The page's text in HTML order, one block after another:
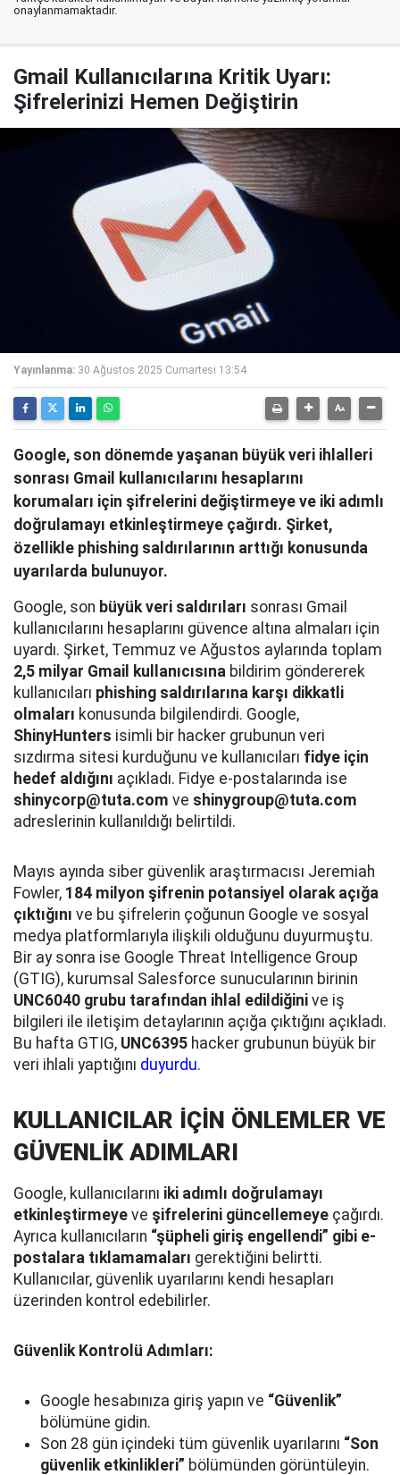
onaylanmamaktadır.
Gmail Kullanıcılarına Kritik Uyarı:
Şifrelerinizi Hemen Değiştirin
Yayınlanma: 30 Ağustos 2025 Cumartesi 13:54
Google, son dönemde yaşanan büyük veri ihlalleri
sonrası Gmail kullanıcılarını hesaplarını
korumaları için şifrelerini değiştirmeye ve iki adımlı
doğrulamayı etkinleştirmeye çağırdı. Şirket,
özellikle phishing saldırılarının arttığı konusunda
uyarılarda bulunuyor.
Google, son büyük veri saldırıları sonrası Gmail
kullanıcılarını hesaplarını güvence altına almaları için
uyardı. Şirket, Temmuz ve Ağustos aylarında toplam
2,5 milyar Gmail kullanıcısına bildirim göndererek
kullanıcıları phishing saldırılarına karşı dikkatli
olmaları konusunda bilgilendirdi. Google,
ShinyHunters isimli bir hacker grubunun veri
sızdırma sitesi kurduğunu ve kullanıcıları fidye için
hedef aldığını açıkladı. Fidye e-postalarında ise
shinycorp@tuta.com ve shinygroup@tuta.com
adreslerinin kullanıldığı belirtildi.
Mayıs ayında siber güvenlik araştırmacısı Jeremiah
Fowler, 184 milyon şifrenin potansiyel olarak açığa
çıktığını ve bu şifrelerin çoğunun Google ve sosyal
medya platformlarıyla ilişkili olduğunu duyurmuştu.
Bir ay sonra ise Google Threat Intelligence Group
(GTIG), kurumsal Salesforce sunucularının birinin
UNC6040 grubu tarafından ihlal edildiğini ve iş
bilgileri ile iletişim detaylarının açığa çıktığını açıkladı.
Bu hafta GTIG, UNC6395 hacker grubunun büyük bir
veri ihlali yaptığını duyurdu.
KULLANICILAR İÇİN ÖNLEMLER VE
GÜVENLİK ADIMLARI
Google, kullanıcılarını iki adımlı doğrulamayı
etkinleştirmeye ve şifrelerini güncellemeye çağırdı.
Ayrıca kullanıcıların “şüpheli giriş engellendi” gibi e-
postalara tıklamamaları gerektiğini belirtti.
Kullanıcılar, güvenlik uyarılarını kendi hesapları
üzerinden kontrol edebilirler.
Güvenlik Kontrolü Adımları:
Google hesabınıza giriş yapın ve “Güvenlik”
bölümüne gidin.
Son 28 gün içindeki tüm güvenlik uyarılarını “Son
güvenlik etkinlikleri” bölümünden görüntüleyin.